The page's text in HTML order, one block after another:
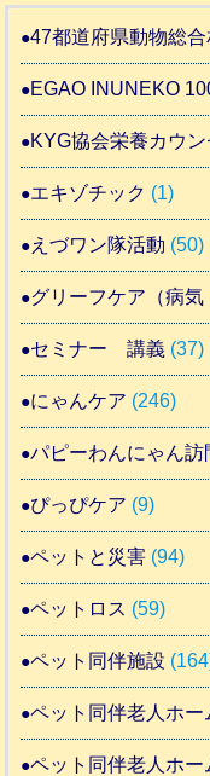
47都道府県動物総
EGAO INUNEKO
KYG協会栄養カウ
エキゾチック (1)
えづワン隊活動 (50)
グリーフケア（病
セミナー 講義 (37)
にゃんケア (246)
パピーわんにゃん訪
ぴっぴケア (9)
ペットと災害 (94)
ペットロス (59)
ペット同伴施設
ペット同伴老人ホー
ペット同伴老人ホー